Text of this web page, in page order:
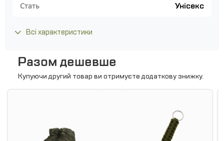
Стать Унісекс
Всі характеристики
Разом дешевше
Купуючи другий товар ви отримуєте додаткову знижку.